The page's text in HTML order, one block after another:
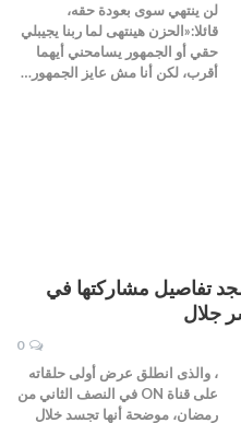
لن ينتهي سوى ‏بعودة حقه،
قائلا:«الحزن هينتهى لما ربنا يجيبلي
حقي أو الجمهور يسامحني أيهما
أقرب، لكن أنا مش عايز الجمهور…
تفاصيل مشاركتها في
جلال
0
، والذى انطلق عرض أولى حلقاته
على قناة ON في النصف الثاني من
رمضان، موضحة أنها تجسد خلال